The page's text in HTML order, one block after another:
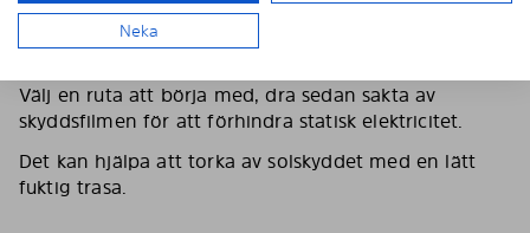
Använd medföljande handskar för att förhindra
fingeravtryck och fettfläckar på solskyddet.
Välj en ruta att börja med, dra sedan sakta av
skyddsfilmen för att förhindra statisk elektricitet.
Det kan hjälpa att torka av solskyddet med en lätt
fuktig trasa.
Neka